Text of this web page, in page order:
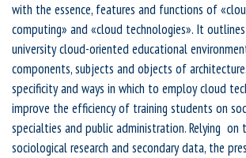
with the essence, features and functions of
computing» and «cloud technologies». It
university cloud-oriented educational
components, subjects and objects of
specificity and ways in which to employ cloud
improve the efficiency of training students on
specialties and public administration. Relying on
sociological research and secondary data, the